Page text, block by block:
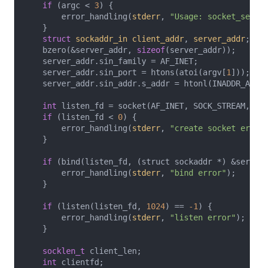
if (argc < 3) {
        error_handling(
stderr,
"Usage:
    }
struct
sockaddr_in client_addr, server_addr;
    bzero(&server_addr,
sizeof(server_addr));
    server_addr.sin_family = AF_INET;
    server_addr.sin_port = htons(atoi(argv[
1]));
server_addr.sin_addr.s_addr =
int listen_fd = socket(AF_INET, SOCK_STREAM,
if (listen_fd < 0) {
        error_handling(
stderr,
"create socket
    }
if (bind(listen_fd, (struct sockaddr *)
        error_handling(
stderr, "bind error" );
    }
if (listen(listen_fd, 1024) == -1) {
        error_handling(
stderr, "listen error" );
    }
socklen_t client_len;
int clientfd;